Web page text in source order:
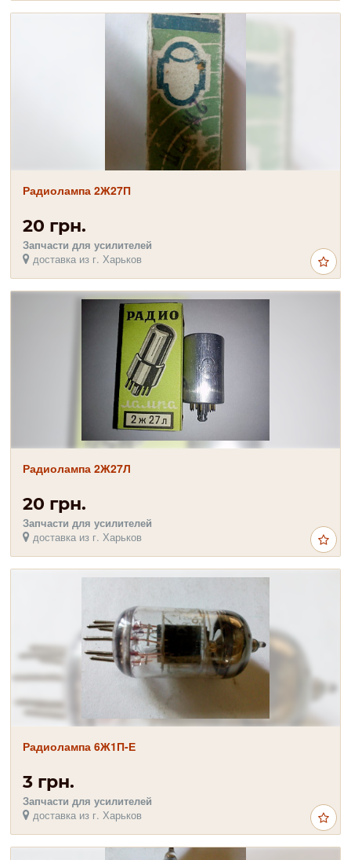
Радиолампа 2Ж27П
20 грн.
Запчасти для усилителей
доставка из г. Харьков
Радиолампа 2Ж27Л
20 грн.
Запчасти для усилителей
доставка из г. Харьков
Радиолампа 6Ж1П-Е
3 грн.
Запчасти для усилителей
доставка из г. Харьков